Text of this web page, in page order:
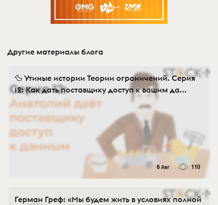
Другие материалы блога
🦆 Утиные истории Теории ограничений. Серия
12: Как дать поставщику доступ к вашим да...
6 Авг 110
Герман Греф: «Мы будем жить в условиях полной